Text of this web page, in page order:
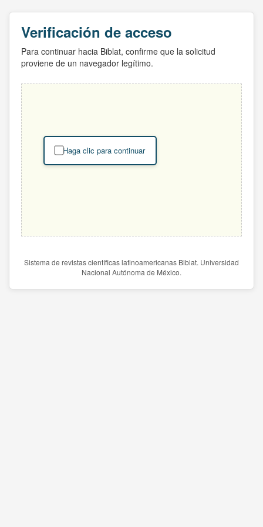
Verificación de acceso
Para continuar hacia Biblat, confirme que la solicitud
proviene de un navegador legítimo.
Haga clic para continuar
Sistema de revistas científicas latinoamericanas Biblat. Universidad
Nacional Autónoma de México.